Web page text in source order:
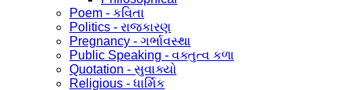
Poem - કવિતા
Politics - રાજકારણ
Pregnancy - ગર્ભાવસ્થા
Public Speaking - વક્તુત્વ કળા
Quotation - સુવાક્યો
Religious - ધાર્મિક